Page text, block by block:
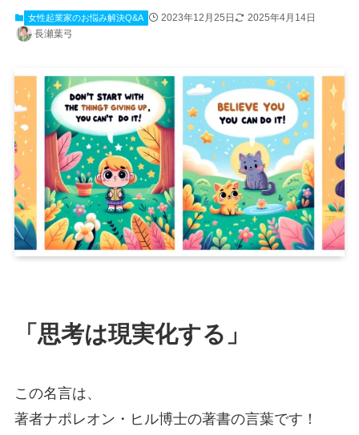
女性起業家のお悩み解決Q&A 2023年12月25日
2025年4月14日
長瀬葉弓
「思考は現実化する」
この名言は、
著者ナポレオン・ヒル博士の著書の言葉です！